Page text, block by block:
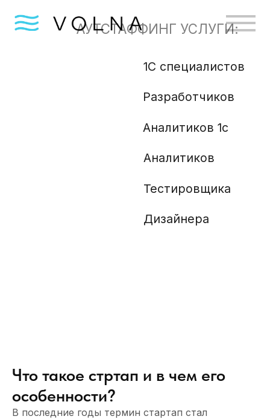
Разработчиков
Аналитиков 1с
Тестировщика
Дизайнера
АУТСТАФФИНГ УСЛУГИ:
Что такое стртап и в чем его
особенности?
В последние годы термин стартап стал